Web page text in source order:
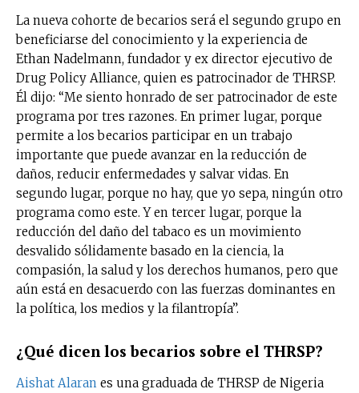
La nueva cohorte de becarios será el segundo grupo en
beneficiarse del conocimiento y la experiencia de
Ethan Nadelmann, fundador y ex director ejecutivo de
Drug Policy Alliance, quien es patrocinador de THRSP.
Él dijo: “Me siento honrado de ser patrocinador de este
programa por tres razones. En primer lugar, porque
permite a los becarios participar en un trabajo
importante que puede avanzar en la reducción de
daños, reducir enfermedades y salvar vidas. En
segundo lugar, porque no hay, que yo sepa, ningún otro
programa como este. Y en tercer lugar, porque la
reducción del daño del tabaco es un movimiento
desvalido sólidamente basado en la ciencia, la
compasión, la salud y los derechos humanos, pero que
aún está en desacuerdo con las fuerzas dominantes en
la política, los medios y la filantropía”.
¿Qué dicen los becarios sobre el THRSP?
Aishat Alaran es una graduada de THRSP de Nigeria